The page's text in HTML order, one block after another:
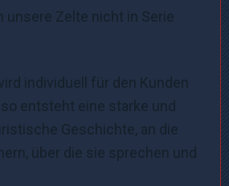
unsere Zelte nicht in Serie
individuell für den Kunden
entsteht eine starke und
Geschichte, an die
über die sie sprechen und